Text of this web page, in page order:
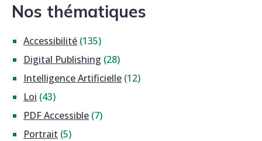
Nos thématiques
Accessibilité (135)
Digital Publishing (28)
Intelligence Artificielle (12)
Loi (43)
PDF Accessible (7)
Portrait (5)